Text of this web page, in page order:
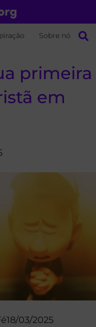
Sobre nós
primeira
em
18/03/2025